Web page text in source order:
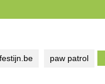
paw patrol